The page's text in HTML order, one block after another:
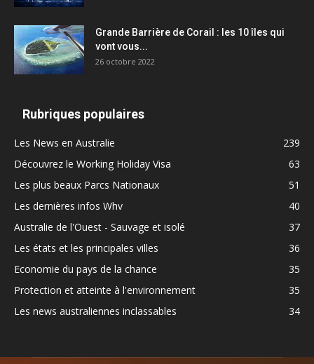
Grande Barrière de Corail : les 10 îles qui
vont vous...
26 octobre 2022
Rubriques populaires
Les News en Australie
239
Découvrez le Working Holiday Visa
63
Les plus beaux Parcs Nationaux
51
Les dernières infos Whv
40
Australie de l'Ouest - Sauvage et isolé
37
Les états et les principales villes
36
Economie du pays de la chance
35
Protection et atteinte à l'environnement
35
Les news australiennes inclassables
34